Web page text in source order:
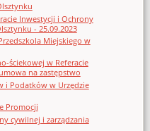
Inwestycji i Ochrony
- 25.09.2023
Miejskiego w
ściekowej w Referacie
na zastępstwo
i Podatków w Urzędzie
Promocji
cywilnej i zarządzania